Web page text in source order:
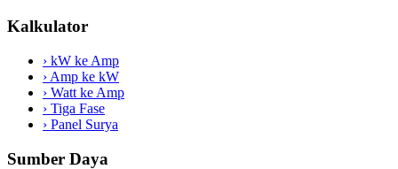
Kalkulator
› kW ke Amp
› Amp ke kW
› Watt ke Amp
› Tiga Fase
› Panel Surya
Sumber Daya